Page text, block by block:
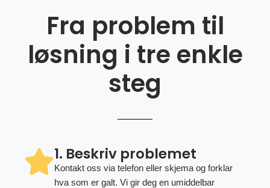
Fra problem til
løsning i tre enkle
steg
1. Beskriv problemet
Kontakt oss via telefon eller skjema og forklar
hva som er galt. Vi gir deg en umiddelbar